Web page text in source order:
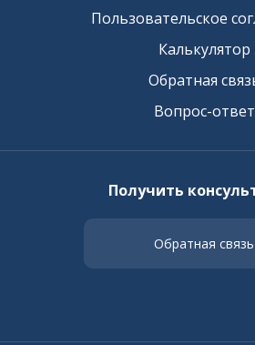
Пользовательское
Калькулятор
Обратная
Вопрос-ответ
Получить
Обратная связь